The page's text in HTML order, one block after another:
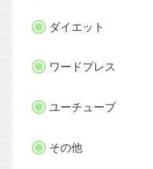
ダイエット
ワードプレス
ユーチューブ
その他